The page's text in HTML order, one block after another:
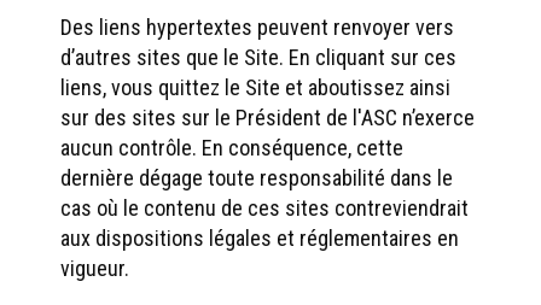
Des liens hypertextes peuvent renvoyer vers
d’autres sites que le Site. En cliquant sur ces
liens, vous quittez le Site et aboutissez ainsi
sur des sites sur le Président de l'ASC n’exerce
aucun contrôle. En conséquence, cette
dernière dégage toute responsabilité dans le
cas où le contenu de ces sites contreviendrait
aux dispositions légales et réglementaires en
vigueur.